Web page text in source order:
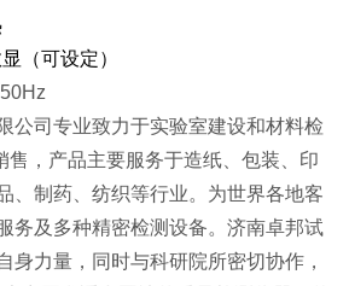
（可设定）
公司专业致力于实验室建设和材料检
售，产品主要服务于造纸、包装、印
、制药、纺织等行业。为世界各地客
务及多种精密检测设备。济南卓邦试
身力量，同时与科研院所密切协作，